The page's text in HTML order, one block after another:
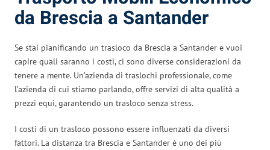
da Brescia a Santander
Se stai pianificando un trasloco da Brescia a Santander e vuoi
capire quali saranno i costi, ci sono diverse considerazioni da
tenere a mente. Un’azienda di traslochi professionale, come
l’azienda di cui stiamo parlando, offre servizi di alta qualità a
prezzi equi, garantendo un trasloco senza stress.
I costi di un trasloco possono essere influenzati da diversi
fattori. La distanza tra Brescia e Santander è uno dei più